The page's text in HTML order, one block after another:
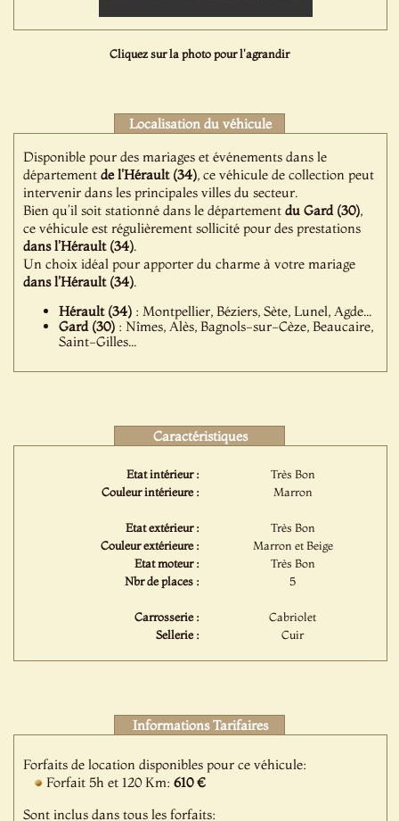
Cliquez sur la photo pour l'agrandir
Localisation du véhicule
Disponible pour des mariages et événements dans le
départementde l'Hérault (34), ce véhicule de collection peut
intervenir dans les principales villes du secteur.
Bien qu’il soit stationné dans le départementdu Gard (30),
ce véhicule est régulièrement sollicité pour des prestations
dans l'Hérault (34).
Un choix idéal pour apporter du charme à votre mariage
dans l'Hérault (34).
Hérault (34) : Montpellier, Béziers, Sète, Lunel, Agde...
Gard (30) : Nîmes, Alès, Bagnols-sur-Cèze, Beaucaire,
Saint-Gilles...
Caractéristiques
Etat intérieur :
Très Bon
Couleur intérieure :
Marron
Etat extérieur :
Très Bon
Couleur extérieure :
Marron et Beige
Etat moteur :
Très Bon
Nbr de places :
5
Carrosserie :
Cabriolet
Sellerie :
Cuir
Informations Tarifaires
Forfaits de location disponibles pour ce véhicule:
Forfait 5h et 120 Km:610 €
Sont inclus dans tous les forfaits: